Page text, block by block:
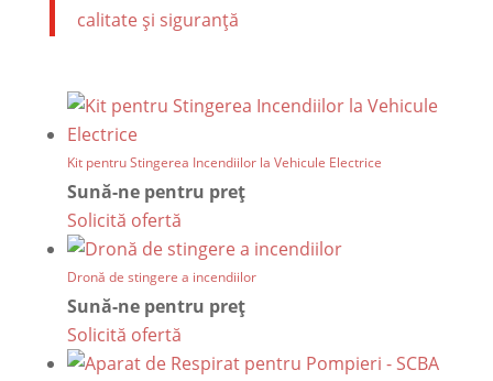
calitate și siguranță
Kit pentru Stingerea Incendiilor la Vehicule Electrice
Sună-ne pentru preț
Solicită ofertă
Dronă de stingere a incendiilor
Sună-ne pentru preț
Solicită ofertă